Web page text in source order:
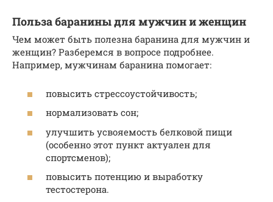
Польза баранины для мужчин и женщин
Чем может быть полезна баранина для мужчин и
женщин? Разберемся в вопросе подробнее.
Например, мужчинам баранина помогает:
повысить стрессоустойчивость;
нормализовать сон;
улучшить усвояемость белковой пищи
(особенно этот пункт актуален для
спортсменов);
повысить потенцию и выработку
тестостерона.